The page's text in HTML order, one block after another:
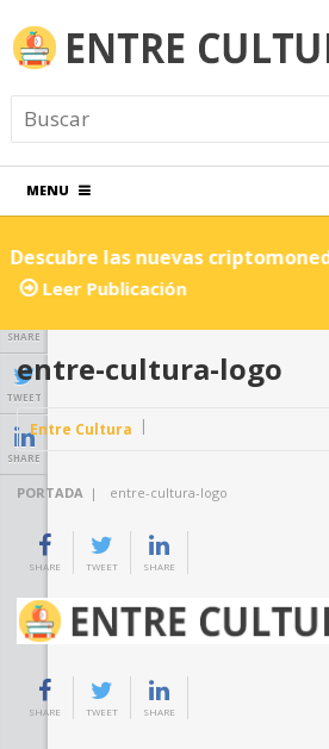
MENU
Descubre las nuevas
Leer Publicación
SHARE
TWEET
SHARE
entre-cultura-logo
Entre Cultura
PORTADA | entre-cultura-logo
SHARE TWEET SHARE
SHARE TWEET SHARE